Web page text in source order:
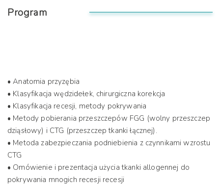
Program
• Anatomia przyzębia
• Klasyfikacja wędzidełek, chirurgiczna korekcja
• Klasyfikacja recesji, metody pokrywania
• Metody pobierania przeszczepów FGG (wolny przeszczep
dziąsłowy) i CTG (przeszczep tkanki łącznej).
• Metoda zabezpieczania podniebienia z czynnikami wzrostu
CTG
• Omówienie i prezentacja użycia tkanki allogennej do
pokrywania mnogich recesji recesji